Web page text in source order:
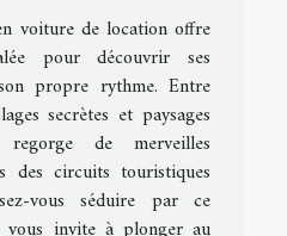
voiture de location offre
pour découvrir ses
propre rythme. Entre
secrètes et paysages
regorge de merveilles
des circuits touristiques
vous séduire par ce